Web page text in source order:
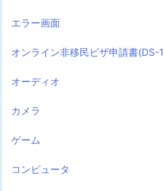
エラー画面
オンライン非移民ビザ申請書(DS-
オーディオ
カメラ
ゲーム
コンピュータ